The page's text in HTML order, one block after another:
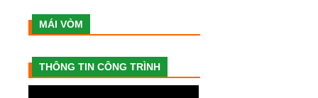
MÁI VÒM
THÔNG TIN CÔNG TRÌNH